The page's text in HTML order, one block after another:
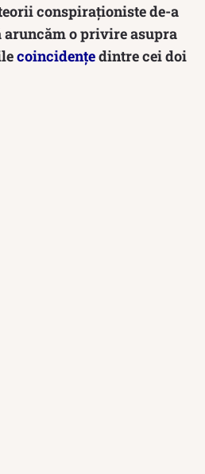
conspiraționiste de-a
aruncăm o privire asupra
coincidențedintre cei doi